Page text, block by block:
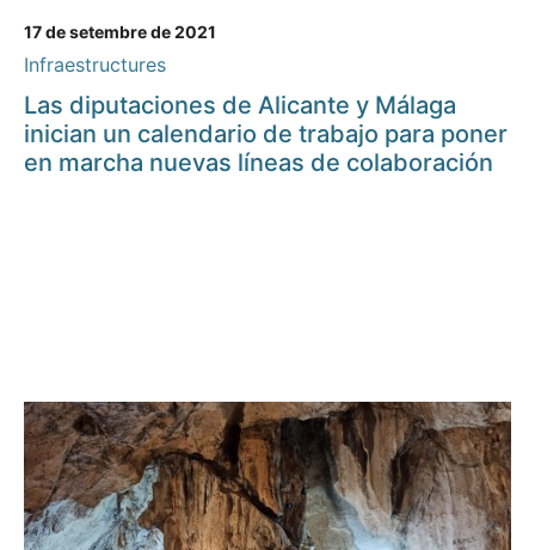
17 de setembre de 2021
Infraestructures
Las diputaciones de Alicante y Málaga
inician un calendario de trabajo para poner
en marcha nuevas líneas de colaboración